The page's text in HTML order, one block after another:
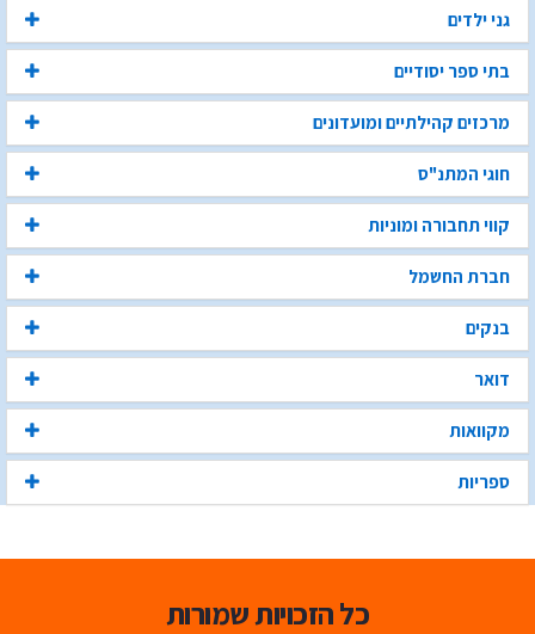
גני ילדים
בתי ספר יסודיים
מרכזים קהילתיים ומועדונים
חוגי המתנ"ס
קווי תחבורה ומוניות
חברת החשמל
בנקים
דואר
מקוואות
ספריות
כל הזכויות שמורות